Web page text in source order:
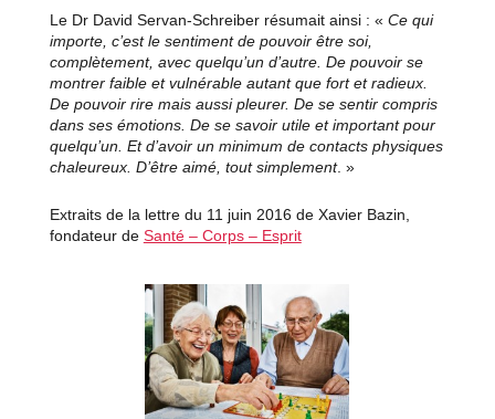
Le Dr David Servan-Schreiber résumait ainsi : « Ce qui
importe, c’est le sentiment de pouvoir être soi,
complètement, avec quelqu’un d’autre. De pouvoir se
montrer faible et vulnérable autant que fort et radieux.
De pouvoir rire mais aussi pleurer. De se sentir compris
dans ses émotions. De se savoir utile et important pour
quelqu’un. Et d’avoir un minimum de contacts physiques
chaleureux. D’être aimé, tout simplement. »
Extraits de la lettre du 11 juin 2016 de Xavier Bazin,
fondateur de Santé – Corps – Esprit